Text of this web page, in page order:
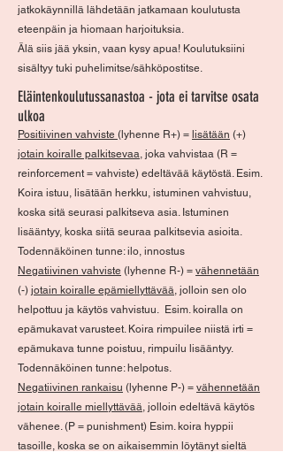
jatkokäynnillä lähdetään jatkamaan koulutusta
eteenpäin ja hiomaan harjoituksia.
Älä siis jää yksin, vaan kysy apua! Koulutuksiini
sisältyy tuki puhelimitse/sähköpostitse.
Eläintenkoulutussanastoa - jota ei tarvitse osata
ulkoa
Positiivinen vahviste (lyhenne R+) = lisätään (+)
jotain koiralle palkitsevaa, joka vahvistaa (R =
reinforcement = vahviste) edeltävää käytöstä. Esim.
Koira istuu, lisätään herkku, istuminen vahvistuu,
koska sitä seurasi palkitseva asia. Istuminen
lisääntyy, koska siitä seuraa palkitsevia asioita.
Todennäköinen tunne: ilo, innostus
Negatiivinen vahviste (lyhenne R-) = vähennetään
(-) jotain koiralle epämiellyttävää, jolloin sen olo
helpottuu ja käytös vahvistuu. Esim. koiralla on
epämukavat varusteet. Koira rimpuilee niistä irti =
epämukava tunne poistuu, rimpuilu lisääntyy.
Todennäköinen tunne: helpotus.
Negatiivinen rankaisu (lyhenne P-) = vähennetään
jotain koiralle miellyttävää, jolloin edeltävä käytös
vähenee. (P = punishment) Esim. koira hyppii
tasoille, koska se on aikaisemmin löytänyt sieltä